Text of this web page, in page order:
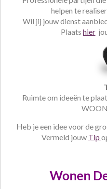
helpen te
Wil jij jouw dienst
Plaats hier
Ruimte om ideeën te
Heb je een idee voor de
Vermeld jouw Tip
Wonen